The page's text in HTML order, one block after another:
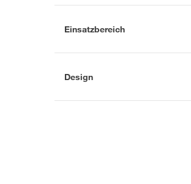
Einsatzbereich
Innenbereich (1)
Design
Kiefer (5)